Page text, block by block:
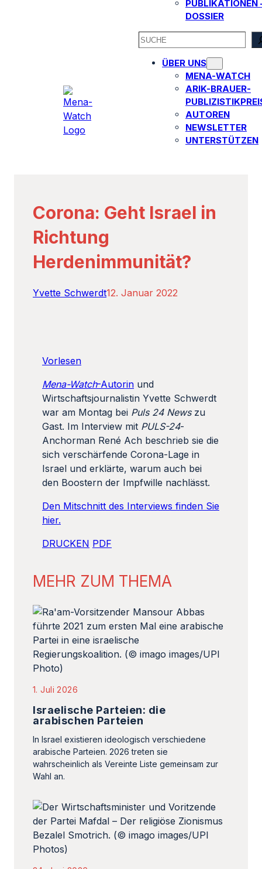
PUBLIKATIONEN
DOSSIER
SEARCH
ÜBER UNS
MENA-WATCH
ARIK-BRAUER-
AUTOREN​
NEWSLETTER
UNTERSTÜTZEN
Corona: Geht Israel in
Richtung
Herdenimmunität?
Yvette Schwerdt12. Januar 2022
Vorlesen
Mena-Watch-Autorin und
Wirtschaftsjournalistin Yvette Schwerdt
war am Montag bei Puls 24 Newszu
Gast. Im Interview mit PULS-24-
Anchorman René Ach beschrieb sie die
sich verschärfende Corona-Lage in
Israel und erklärte, warum auch bei
den Boostern der Impfwille nachlässt.
Den Mitschnitt des Interviews finden Sie
hier.
DRUCKEN PDF
MEHR ZUM THEMA
1. Juli 2026
Israelische Parteien: die
arabischen Parteien
In Israel existieren ideologisch verschiedene
arabische Parteien. 2026 treten sie
wahrscheinlich als Vereinte Liste gemeinsam zur
Wahl an.